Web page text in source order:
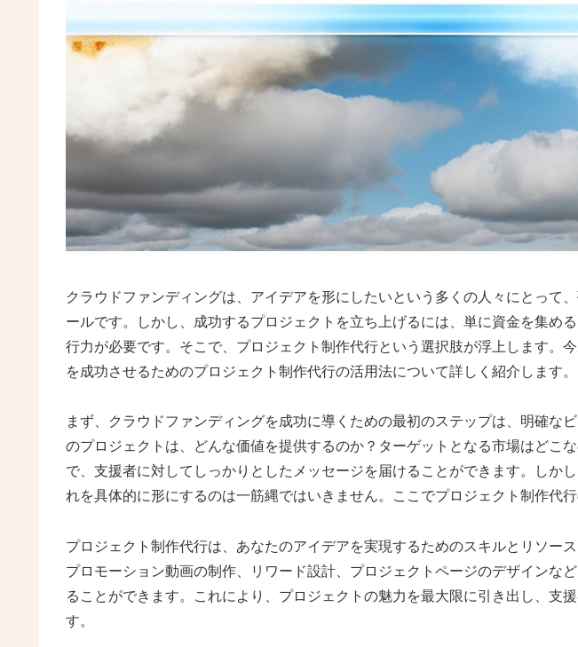
クラウドファンディングは、アイデアを形にしたいという多くの人々にとって
ールです。しかし、成功するプロジェクトを立ち上げるには、単に資金を集め
行力が必要です。そこで、プロジェクト制作代行という選択肢が浮上します。
を成功させるためのプロジェクト制作代行の活用法について詳しく紹介します。
まず、クラウドファンディングを成功に導くための最初のステップは、明確な
のプロジェクトは、どんな価値を提供するのか？ターゲットとなる市場はどこ
で、支援者に対してしっかりとしたメッセージを届けることができます。しか
れを具体的に形にするのは一筋縄ではいきません。ここでプロジェクト制作代行
プロジェクト制作代行は、あなたのアイデアを実現するためのスキルとリソー
プロモーション動画の制作、リワード設計、プロジェクトページのデザインな
ることができます。これにより、プロジェクトの魅力を最大限に引き出し、支
す。